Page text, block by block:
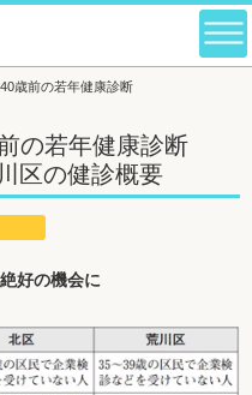
歳前の若年健康診断
の若年健康診断
区の健診概要
好の機会に